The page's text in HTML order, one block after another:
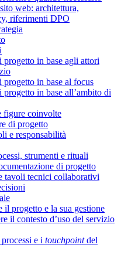
web: architettura,
riferimenti DPO
in base agli attori
in base al focus
in base all’ambito di
figure coinvolte
di progetto
e responsabilità
strumenti e rituali
di progetto
tavoli tecnici collaborativi
il progetto e la sua gestione
il contesto d’uso del servizio
e i touchpointdel